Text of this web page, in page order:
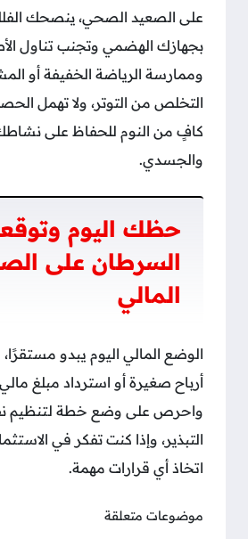
على الصعيد الصحي، ينصحك
بجهازك الهضمي وتجنب تناول
وممارسة الرياضة الخفيفة أو
التخلص من التوتر، ولا تهمل
كافٍ من النوم للحفاظ على
والجسدي.
حظك اليوم
السرطان على
المالي
الوضع المالي اليوم يبدو
أرباح صغيرة أو استرداد مبلغ
واحرص على وضع خطة لتنظيم
التبذير، وإذا كنت تفكر في
اتخاذ أي قرارات مهمة.
موضوعات متعلقة